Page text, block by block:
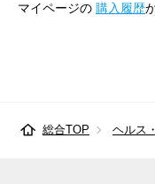
マイページの 購入履歴
総合TOP ヘルス